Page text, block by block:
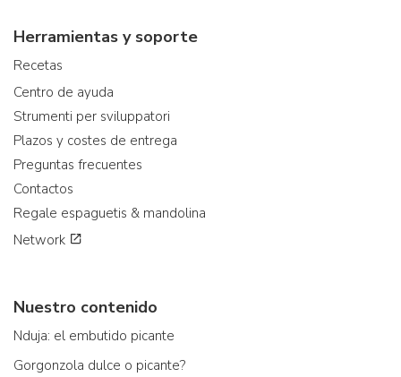
Herramientas y soporte
Recetas
Centro de ayuda
Strumenti per sviluppatori
Plazos y costes de entrega
Preguntas frecuentes
Contactos
Regale espaguetis & mandolina
Network
Nuestro contenido
Nduja: el embutido picante
Gorgonzola dulce o picante?